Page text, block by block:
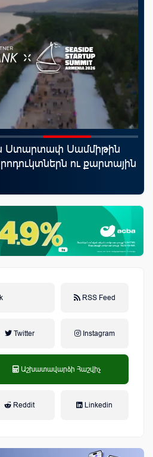
Ստարտափ Սամմիթին
ու քարտային
RSS Feed
Twitter Instagram
Աշխատավարձի Հաշվիչ
Reddit Linkedin